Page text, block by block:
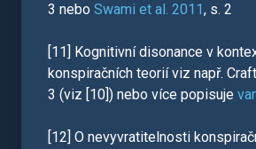
3 nebo Swami et al. 2011, s. 2
[11] Kognitivní disonance v
konspiračních teorií viz např.
3 (viz [10]) nebo více popisuje
[12] O nevyvratitelnosti